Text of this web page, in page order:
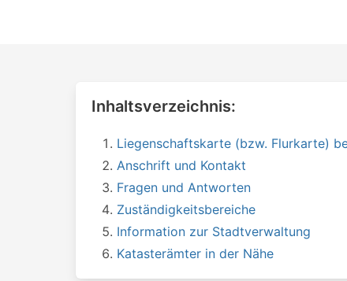
Inhaltsverzeichnis:
Liegenschaftskarte (bzw. Flurkarte)
Anschrift und Kontakt
Fragen und Antworten
Zuständigkeitsbereiche
Information zur Stadtverwaltung
Katasterämter in der Nähe